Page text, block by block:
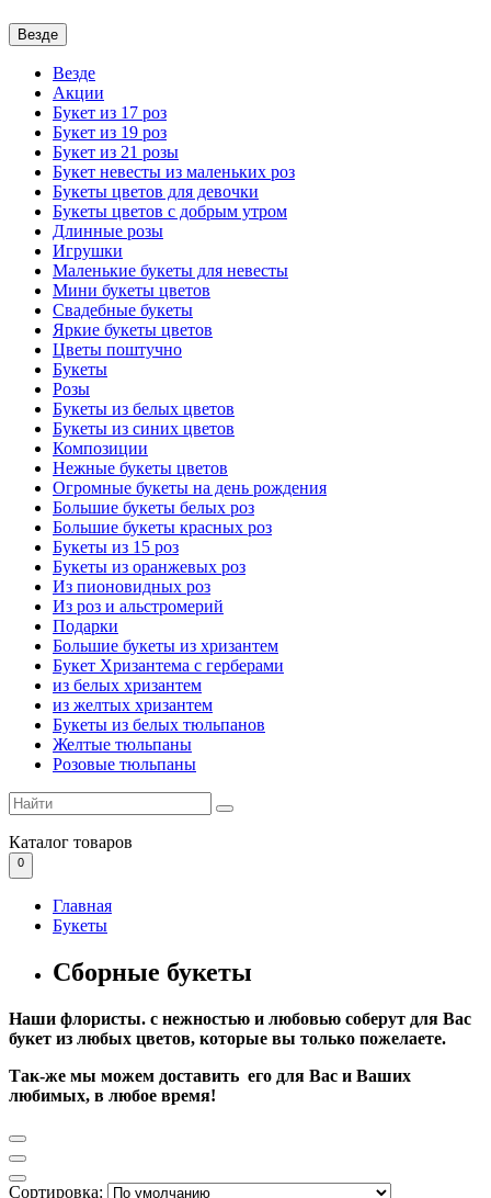
Везде
Везде
Акции
Букет из 17 роз
Букет из 19 роз
Букет из 21 розы
Букет невесты из маленьких роз
Букеты цветов для девочки
Букеты цветов с добрым утром
Длинные розы
Игрушки
Маленькие букеты для невесты
Мини букеты цветов
Свадебные букеты
Яркие букеты цветов
Цветы поштучно
Букеты
Розы
Букеты из белых цветов
Букеты из синих цветов
Композиции
Нежные букеты цветов
Огромные букеты на день рождения
Большие букеты белых роз
Большие букеты красных роз
Букеты из 15 роз
Букеты из оранжевых роз
Из пионовидных роз
Из роз и альстромерий
Подарки
Большие букеты из хризантем
Букет Хризантема с герберами
из белых хризантем
из желтых хризантем
Букеты из белых тюльпанов
Желтые тюльпаны
Розовые тюльпаны
Каталог товаров
0
Главная
Букеты
Сборные букеты
Наши флористы. с нежностью и любовью соберут для Вас
букет из любых цветов, которые вы только пожелаете.
Так-же мы можем доставить его для Вас и Ваших
любимых, в любое время!
Сортировка: